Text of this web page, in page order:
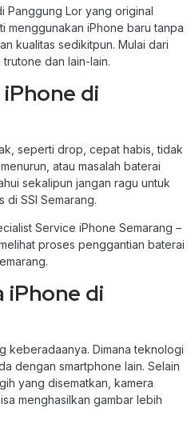
Panggung Lor yang original
menggunakan iPhone baru tanpa
kualitas sedikitpun. Mulai dari
dan lain-lain.
di
seperti drop, cepat habis, tidak
atau masalah baterai
sekalipun jangan ragu untuk
SSI Semarang.
Service iPhone Semarang –
proses penggantian baterai
iPhone di
keberadaanya. Dimana teknologi
dengan smartphone lain. Selain
yang disematkan, kamera
menghasilkan gambar lebih